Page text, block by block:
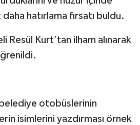
daha hatırlama fırsatı buldu.
Resül Kurt’tan ilham alınarak
belediye otobüslerinin
isimlerini yazdırması örnek